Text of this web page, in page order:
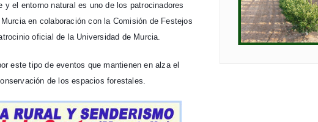
el entorno natural es uno de los patrocinadores
en colaboración con la Comisión de Festejos
oficial de la Universidad de Murcia.
este tipo de eventos que mantienen en alza el
de los espacios forestales.